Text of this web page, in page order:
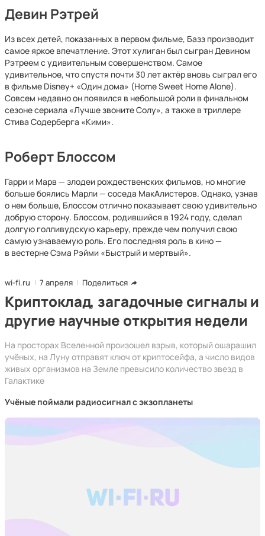
Девин Рэтрей
Из всех детей, показанных в первом фильме, Базз производит
самое яркое впечатление. Этот хулиган был сыгран Девином
Рэтреем с удивительным совершенством. Самое
удивительное, что спустя почти 30 лет актёр вновь сыграл его
в фильме Disney+ «Один дома» (Home Sweet Home Alone).
Совсем недавно он появился в небольшой роли в финальном
сезоне сериала «Лучше звоните Солу», а также в триллере
Стива Содерберга «Кими».
Роберт Блоссом
Гарри и Марв — злодеи рождественских фильмов, но многие
больше боялись Марли — соседа МакАлистеров. Однако, узнав
о нем больше, Блоссом отлично показывает свою удивительно
добрую сторону. Блоссом, родившийся в 1924 году, сделал
долгую голливудскую карьеру, прежде чем получил свою
самую узнаваемую роль. Его последняя роль в кино —
в вестерне Сэма Рэйми «Быстрый и мертвый».
wi-fi.ru 7 апреля Поделиться
Криптоклад, загадочные сигналы и
другие научные открытия недели
На просторах Вселенной произошел взрыв, который ошарашил
учёных, на Луну отправят ключ от криптосейфа, а число видов
живых организмов на Земле превысило количество звезд в
Галактике
Учёные поймали радиосигнал с экзопланеты